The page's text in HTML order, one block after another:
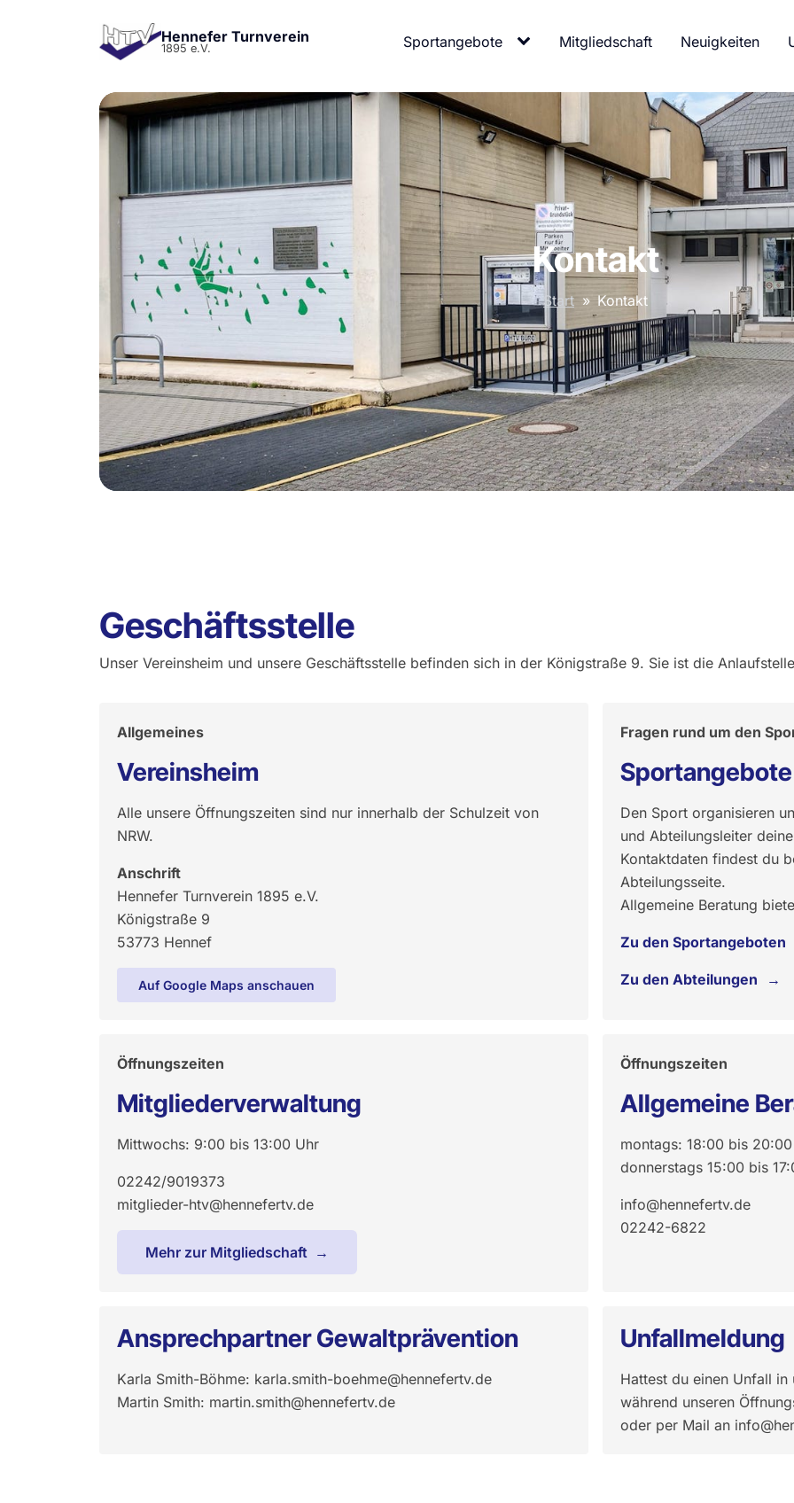
Hennefer Turnverein
1895 e.V. Sportangebote Mitgliedschaft Neuigkeiten
Kontakt
Start » Kontakt
Geschäftsstelle
Unser Vereinsheim und unsere Geschäftsstelle befinden sich in der Königstraße 9. Sie ist die
Allgemeines
Vereinsheim
Alle unsere Öffnungszeiten sind nur innerhalb der Schulzeit von
NRW.
Anschrift
Hennefer Turnverein 1895 e.V.
Königstraße 9
53773 Hennef
Auf Google Maps anschauen
Fragen rund um den
Sportangebote
Den Sport organisieren
und Abteilungsleiter
Kontaktdaten findest du
Abteilungsseite.
Allgemeine Beratung
Zu den Sportangeboten
Zu den Abteilungen
Öffnungszeiten
Mitgliederverwaltung
Mittwochs: 9:00 bis 13:00 Uhr
02242/9019373
mitglieder-htv@hennefertv.de
Mehr zur Mitgliedschaft
Öffnungszeiten
Allgemeine
montags: 18:00 bis
donnerstags 15:00 bis
info@hennefertv.de
02242-6822
Ansprechpartner Gewaltprävention
Karla Smith-Böhme: karla.smith-boehme@hennefertv.de
Martin Smith: martin.smith@hennefertv.de
Unfallmeldung
Hattest du einen Unfall
während unseren
oder per Mail an